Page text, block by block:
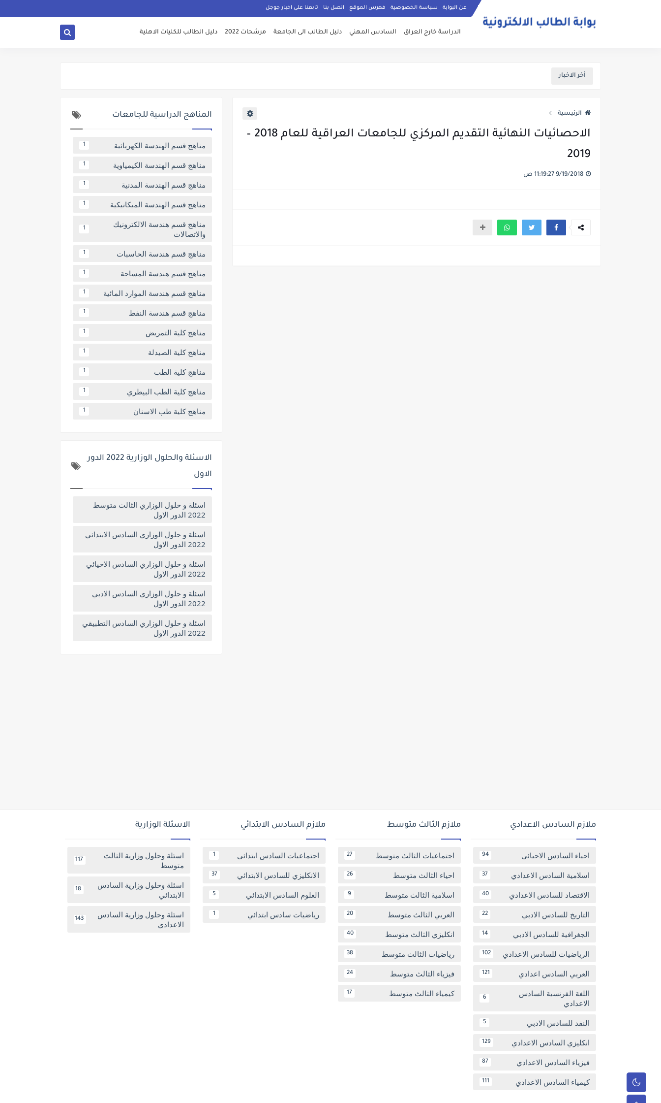
عن البوابة سياسة الخصوصية فهرس الموقع اتصل بنا تابعنا على اخبار جوجل
الدراسة خارج العراق السادس المهني دليل الطالب الى الجامعة مرشحات 2022 دليل الطالب للكليات الاهلية
أخر الاخبار
الرئيسية
الاحصائيات النهائية التقديم المركزي للجامعات العراقية للعام 2018 –
2019
المناهج الدراسية للجامعات
مناهج قسم الهندسة الكهربائية 1
مناهج قسم الهندسة الكيمياوية 1
مناهج قسم الهندسة المدنية 1
مناهج قسم الهندسة الميكانيكية 1
مناهج قسم هندسة الالكترونيك
والاتصالات
1
مناهج قسم هندسة الحاسبات 1
مناهج قسم هندسة المساحة 1
مناهج قسم هندسة الموارد المائية 1
مناهج قسم هندسة النفط 1
مناهج كلية التمريض 1
مناهج كلية الصيدلة 1
مناهج كلية الطب 1
مناهج كلية الطب البيطري 1
مناهج كلية طب الاسنان 1
الاسئلة والحلول الوزارية 2022 الدور
الاول
اسئلة و حلول الوزاري الثالث متوسط
2022 الدور الاول
اسئلة و حلول الوزاري السادس الابتدائي
2022 الدور الاول
اسئلة و حلول الوزاري السادس الاحيائي
2022 الدور الاول
اسئلة و حلول الوزاري السادس الادبي
2022 الدور الاول
اسئلة و حلول الوزاري السادس التطبيقي
2022 الدور الاول
ملازم السادس الاعدادي
احياء السادس الاحيائي 94
اسلامية السادس الاعدادي 37
الاقتصاد للسادس الاعدادي 40
التاريخ للسادس الادبي 22
الجغرافية للسادس الادبي 14
الرياضيات للسادس الاعدادي 102
العربي السادس اعدادي 121
اللغة الفرنسية السادس
الاعدادي
6
النقد للسادس الادبي 5
انكليزي السادس الاعدادي 129
فيزياء السادس الاعدادي 87
كيمياء السادس الاعدادي 111
ملازم الثالث متوسط
اجتماعيات الثالث متوسط 27
احياء الثالث متوسط 26
اسلامية الثالث متوسط 9
العربي الثالث متوسط 20
انكليزي الثالث متوسط 40
رياضيات الثالث متوسط 38
فيزياء الثالث متوسط 24
كيمياء الثالث متوسط 17
ملازم السادس الابتدائي
اجتماعيات السادس ابتدائي 1
الانكليزي للسادس الابتدائي 37
العلوم السادس الابتدائي 5
رياضيات سادس ابتدائي 1
الاسئلة الوزارية
اسئلة وحلول وزارية الثالث
متوسط
117
اسئلة وحلول وزارية السادس
الابتدائي
18
اسئلة وحلول وزارية السادس
الاعدادي
143